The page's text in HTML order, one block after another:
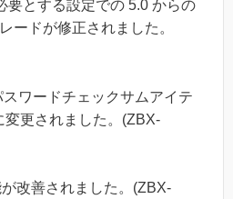
要とする設定での 5.0 からの
ードが修正されました。
ワードチェックサムアイテ
変更されました。(ZBX-
改善されました。(ZBX-